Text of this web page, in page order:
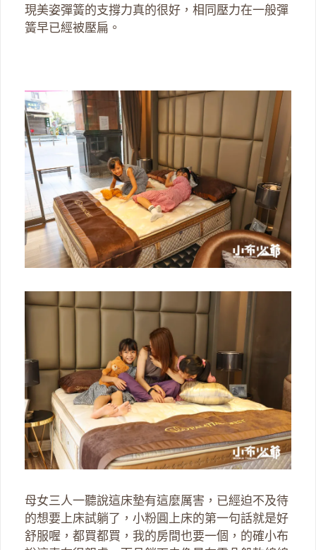
現美姿彈簧的支撐力真的很好，相同壓力在一般彈
簧早已經被壓扁。
母女三人一聽說這床墊有這麼厲害，已經迫不及待
的想要上床試躺了，小粉圓上床的第一句話就是好
舒服喔，都買都買，我的房間也要一個，的確小布